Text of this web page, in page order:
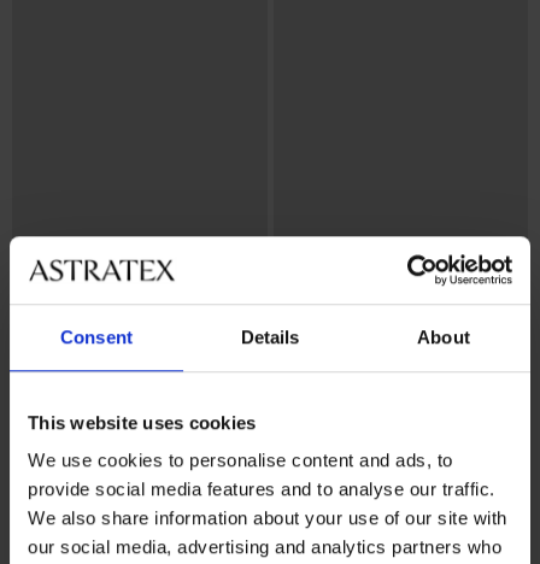
Consent Details About
This website uses cookies
We use cookies to personalise content and ads, to
provide social media features and to analyse our traffic.
We also share information about your use of our site with
our social media, advertising and analytics partners who
Сутиен Maia 4D Soft Control
40,99 €(80,17 лв.)